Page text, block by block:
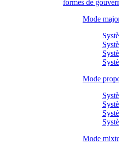
formes de
Mode
Mode
Mode